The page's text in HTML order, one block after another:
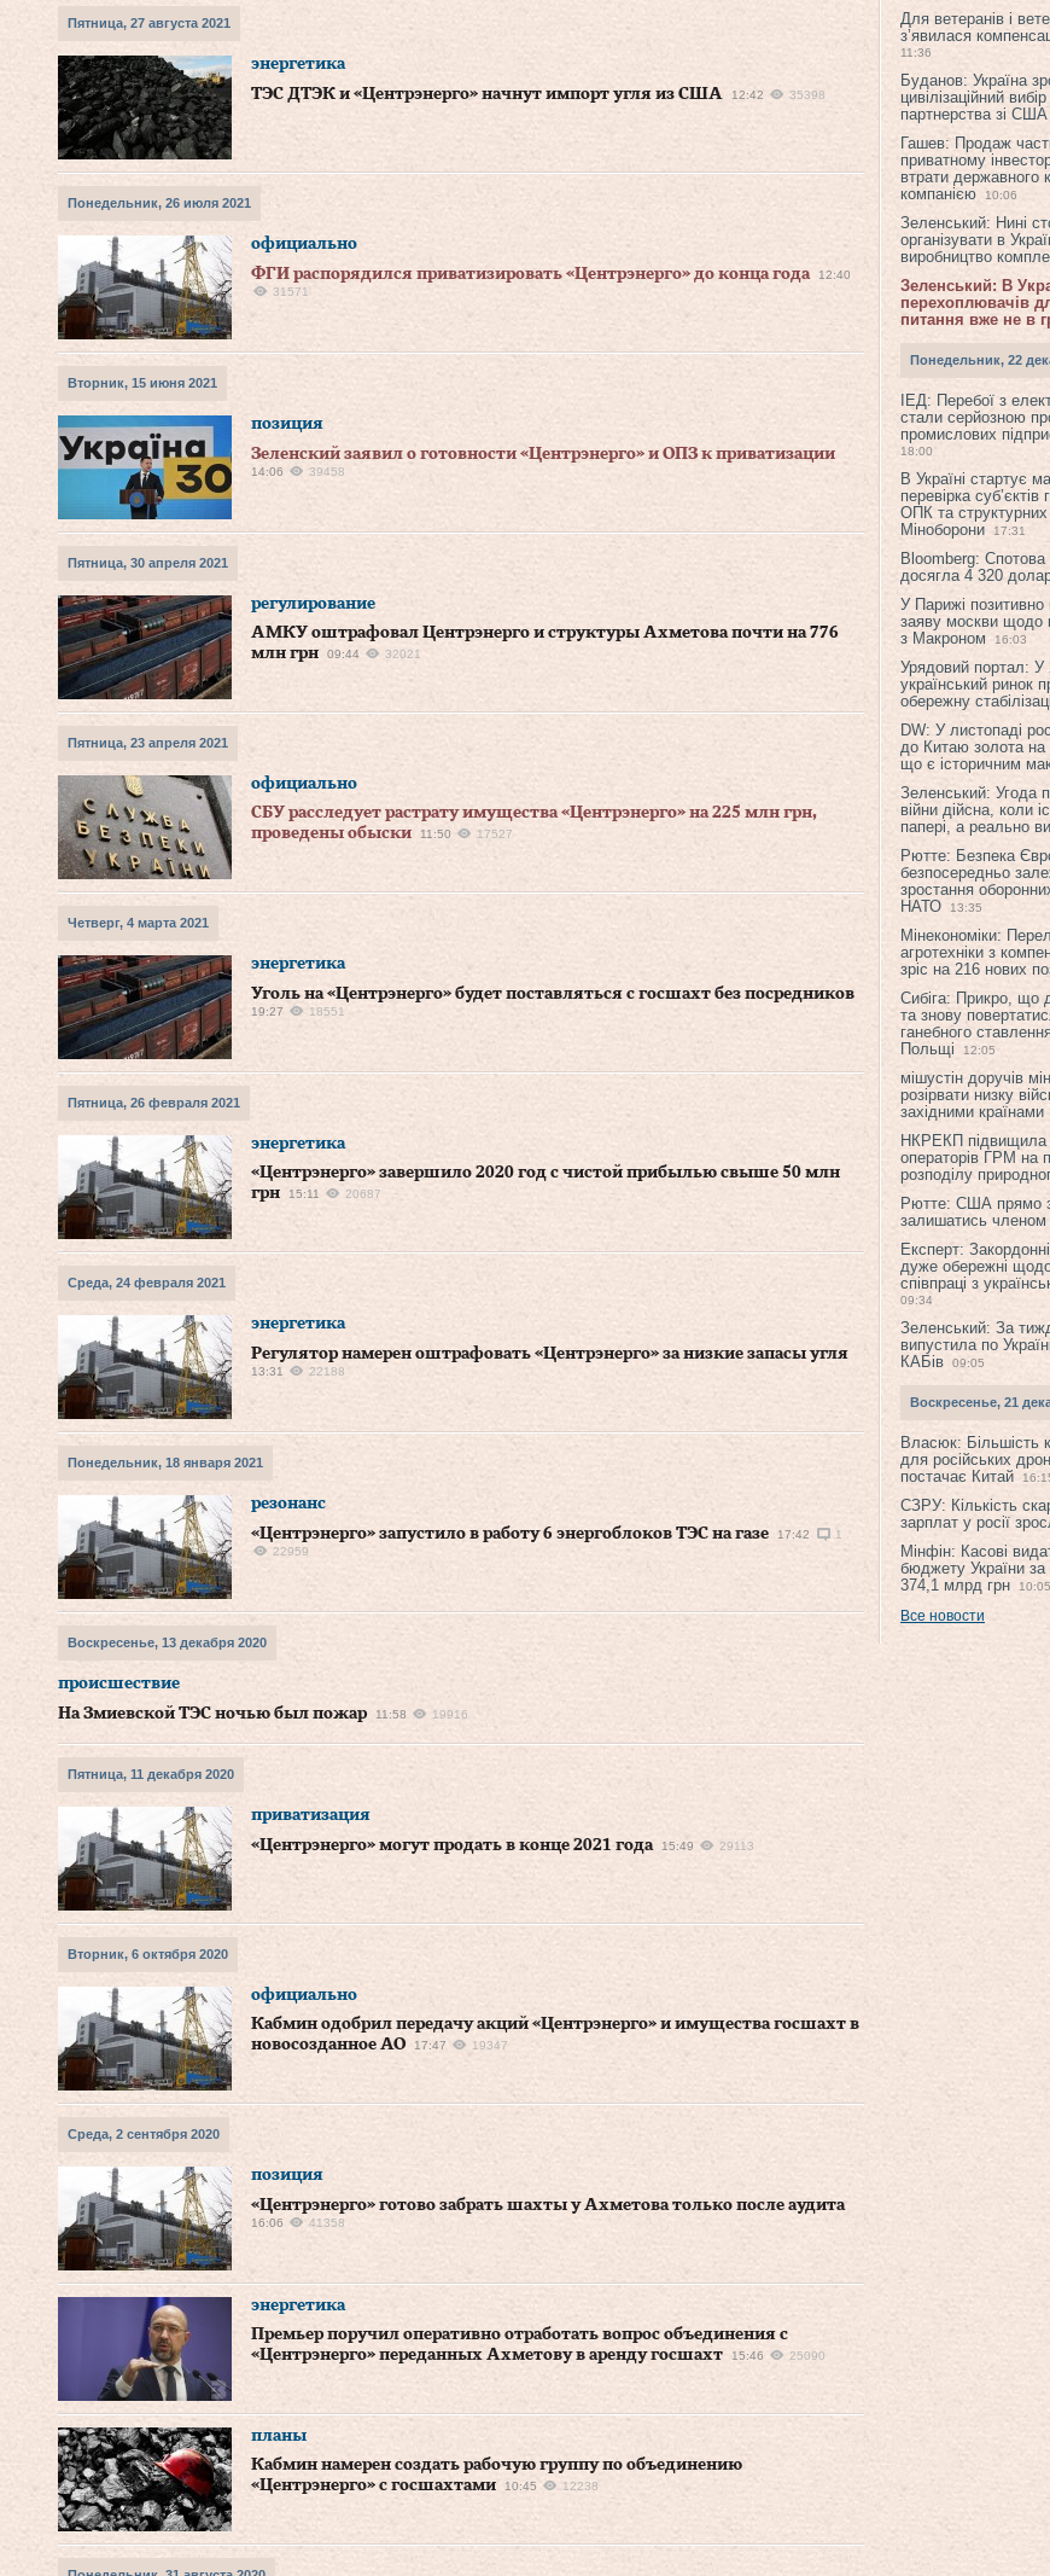
Пятница, 27 августа 2021
энергетика
ТЭС ДТЭК и «Центрэнерго» начнут импорт угля из США
12:42 35398
Понедельник, 26 июля 2021
официально
ФГИ распорядился приватизировать «Центрэнерго» до конца года
12:40
31571
Вторник, 15 июня 2021
позиция
Зеленский заявил о готовности «Центрэнерго» и ОПЗ к приватизации
14:06 39458
Пятница, 30 апреля 2021
регулирование
АМКУ оштрафовал Центрэнерго и структуры Ахметова почти на 776
млн грн
09:44 32021
Пятница, 23 апреля 2021
официально
СБУ расследует растрату имущества «Центрэнерго» на 225 млн грн,
проведены обыски
11:50 17527
Четверг, 4 марта 2021
энергетика
Уголь на «Центрэнерго» будет поставляться с госшахт без посредников
19:27 18551
Пятница, 26 февраля 2021
энергетика
«Центрэнерго» завершило 2020 год с чистой прибылью свыше 50 млн
грн
15:11 20687
Среда, 24 февраля 2021
энергетика
Регулятор намерен оштрафовать «Центрэнерго» за низкие запасы угля
13:31 22188
Понедельник, 18 января 2021
резонанс
«Центрэнерго» запустило в работу 6 энергоблоков ТЭС на газе
17:42
1
22959
Воскресенье, 13 декабря 2020
происшествие
На Змиевской ТЭС ночью был пожар
11:58 19916
Пятница, 11 декабря 2020
приватизация
«Центрэнерго» могут продать в конце 2021 года
15:49 29113
Вторник, 6 октября 2020
официально
Кабмин одобрил передачу акций «Центрэнерго» и имущества госшахт в
новосозданное АО
17:47 19347
Среда, 2 сентября 2020
позиция
«Центрэнерго» готово забрать шахты у Ахметова только после аудита
16:06 41358
энергетика
Премьер поручил оперативно отработать вопрос объединения с
«Центрэнерго» переданных Ахметову в аренду госшахт
15:46 25090
планы
Кабмин намерен создать рабочую группу по объединению
«Центрэнерго» с госшахтами
10:45 12238
Для ветеранів і
з’явилася
11:36
Буданов: Україна
цивілізаційний
партнерства зі США
Гашев: Продаж
приватному
втрати державного
компанією
10:06
Зеленський: Нині
організувати в
виробництво
Зеленський: В
перехоплювачів
питання вже не в
Понедельник, 22
ІЕД: Перебої з
стали серйозною
промислових
18:00
В Україні стартує
перевірка
ОПК та структурних
Міноборони
17:31
Bloomberg: Спотова
досягла 4 320
У Парижі позитивно
заяву москви щодо
з Макроном
16:03
Урядовий портал: У
український ринок
обережну
DW: У листопаді
до Китаю золота на
що є історичним
Зеленський: Угода
війни дійсна, коли
папері, а реально
Рютте: Безпека
безпосередньо
зростання
НАТО
13:35
Мінекономіки:
агротехніки з
зріс на 216 нових
Сибіга: Прикро, що
та знову
ганебного
Польщі
12:05
мішустін доручів
розірвати низку
західними країнами
НКРЕКП підвищила
операторів ГРМ на
розподілу
Рютте: США прямо
залишатись
Експерт:
дуже обережні
співпраці з
09:34
Зеленський: За
випустила по
КАБів
09:05
Воскресенье, 21
Власюк: Більшість
для російських
постачає Китай
СЗРУ: Кількість
зарплат у росії
Мінфін: Касові
бюджету України
374,1 млрд грн
10:05
Все новости